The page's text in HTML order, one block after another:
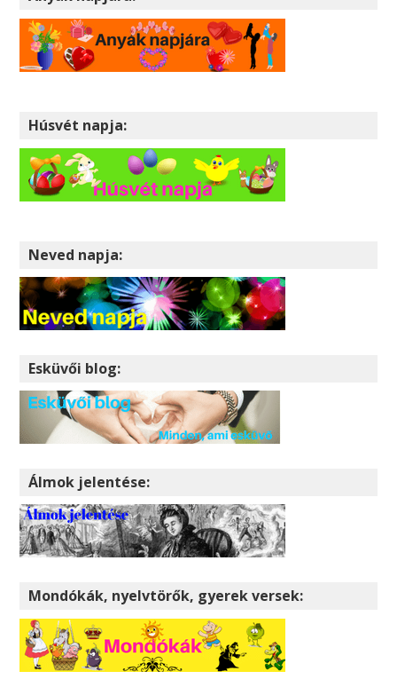
Húsvét napja:
Neved napja:
Esküvői blog:
Álmok jelentése:
Mondókák, nyelvtörők, gyerek versek: